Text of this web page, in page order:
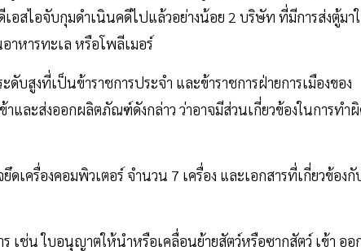
อสไอจับกุมดำเนินคดีไปแล้วอย่างน้อย 2 บริษัท ที่มีการส่งตู้มา
าหารทะเล หรือโพลีเมอร์
สูงที่เป็นข้าราชการประจำ และข้าราชการฝ่ายการเมืองของ
และส่งออกผลิตภัณฑ์ดังกล่าว ว่าอาจมีส่วนเกี่ยวข้องในการทำ
เครื่องคอมพิวเตอร์ จำนวน 7 เครื่อง และเอกสารที่เกี่ยวข้องกั
เช่น ใบอนุญาตให้นำหรือเคลื่อนย้ายสัตว์หรือซากสัตว์ เข้า ออ